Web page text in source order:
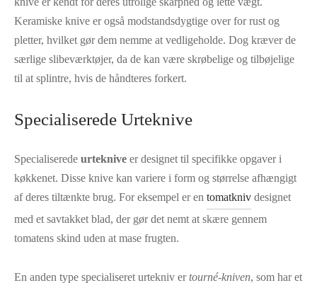
Keramiske knive er også modstandsdygtige over for rust og
pletter, hvilket gør dem nemme at vedligeholde. Dog kræver de
særlige slibeværktøjer, da de kan være skrøbelige og tilbøjelige
til at splintre, hvis de håndteres forkert.
Specialiserede Urteknive
Specialiserede urteknive er designet til specifikke opgaver i
køkkenet. Disse knive kan variere i form og størrelse afhængigt
af deres tiltænkte brug. For eksempel er en tomatkniv designet
med et savtakket blad, der gør det nemt at skære gennem
tomatens skind uden at mase frugten.
En anden type specialiseret urtekniv ertourné-kniven, som har et